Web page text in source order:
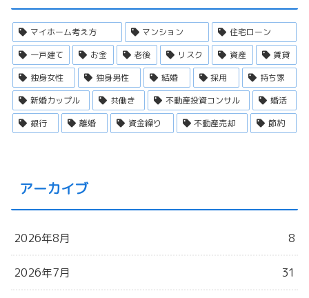
マイホーム考え方 マンション
住宅ローン
一戸建て
お金 老後 リスク 資産
賃貸
独身女性
独身男性 結婚 採用
持ち家
新婚カップル
共働き 不動産投資コンサル
婚活
銀行
離婚 資金繰り 不動産売却 節約
アーカイブ
2026年8月 8
2026年7月 31